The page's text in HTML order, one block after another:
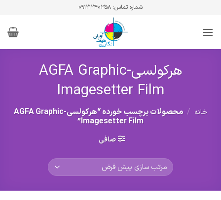
content
شماره تماس: ۰۹۱۲۱۲۴۰۳۵۸
هرکولسی-AGFA Graphic
Imagesetter Film
خانه / محصولات برچسب خورده “هرکولسی-AGFA Graphic
Imagesetter Film”
صافی